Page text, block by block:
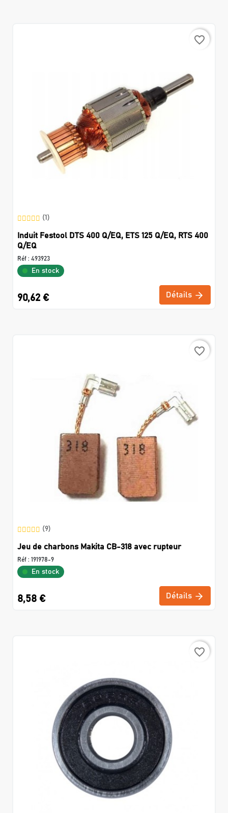
favorite_border
(1)
Induit Festool DTS 400 Q/EQ, ETS 125 Q/EQ, RTS 400
Q/EQ
Réf : 493923
En stock
90,62 € Détails
favorite_border
(9)
Jeu de charbons Makita CB-318 avec rupteur
Réf : 191978-9
En stock
8,58 € Détails
favorite_border